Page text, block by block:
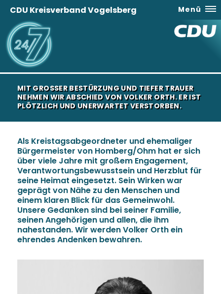
CDU Kreisverband Vogelsberg Menü
MIT GROSSER BESTÜRZUNG UND TIEFER TRAUER N
EHMEN WIR ABSCHIED VON VOLKER ORTH. ER IST P
LÖTZLICH UND UNERWARTET VERSTORBEN.
Als Kreistagsabgeordneter und ehemaliger
Bürgermeister von Homberg/Ohm hat er sich
über viele Jahre mit großem Engagement,
Verantwortungsbewusstsein und Herzblut für
seine Heimat eingesetzt. Sein Wirken war
geprägt von Nähe zu den Menschen und
einem klaren Blick für das Gemeinwohl.
Unsere Gedanken sind bei seiner Familie,
seinen Angehörigen und allen, die ihm
nahestanden. Wir werden Volker Orth ein
ehrendes Andenken bewahren.